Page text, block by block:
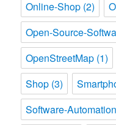
Online-Shop (2)
Open-Source-
OpenStreetMap (1)
Shop (3)
Software-Automation